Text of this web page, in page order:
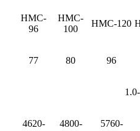
HMC-
96
HMC-
100
HMC-120
77 80 96
4620-
4800-
5760-